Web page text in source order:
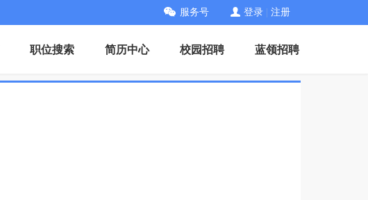
服务号 登录 注册
职位搜索 简历中心 校园招聘 蓝领招聘